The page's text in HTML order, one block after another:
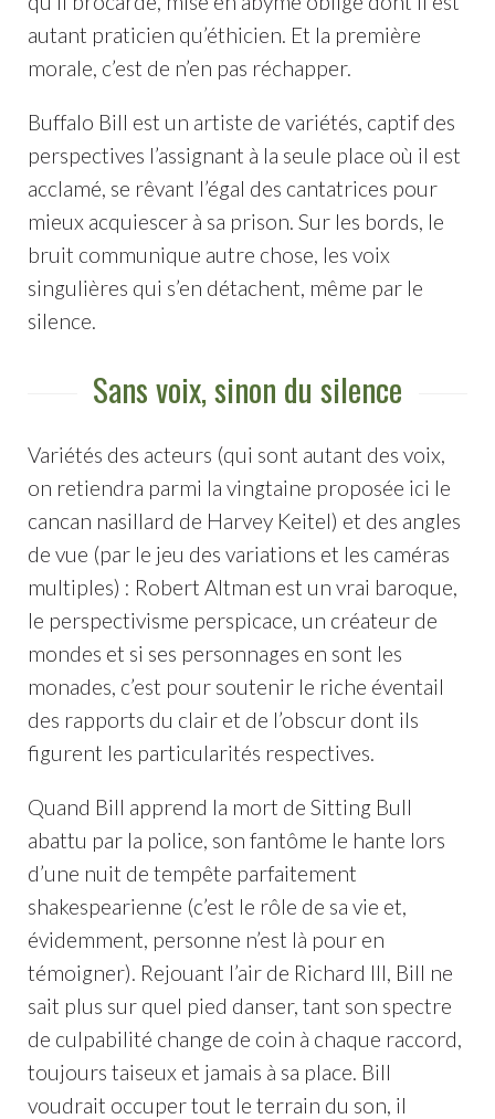
autant praticien qu’éthicien. Et la première
morale, c’est de n’en pas réchapper.
Buffalo Bill est un artiste de variétés, captif des
perspectives l’assignant à la seule place où il est
acclamé, se rêvant l’égal des cantatrices pour
mieux acquiescer à sa prison. Sur les bords, le
bruit communique autre chose, les voix
singulières qui s’en détachent, même par le
silence.
Sans voix, sinon du silence
Variétés des acteurs (qui sont autant des voix,
on retiendra parmi la vingtaine proposée ici le
cancan nasillard de Harvey Keitel) et des angles
de vue (par le jeu des variations et les caméras
multiples) : Robert Altman est un vrai baroque,
le perspectivisme perspicace, un créateur de
mondes et si ses personnages en sont les
monades, c’est pour soutenir le riche éventail
des rapports du clair et de l’obscur dont ils
figurent les particularités respectives.
Quand Bill apprend la mort de Sitting Bull
abattu par la police, son fantôme le hante lors
d’une nuit de tempête parfaitement
shakespearienne (c’est le rôle de sa vie et,
évidemment, personne n’est là pour en
témoigner). Rejouant l’air de Richard III, Bill ne
sait plus sur quel pied danser, tant son spectre
de culpabilité change de coin à chaque raccord,
toujours taiseux et jamais à sa place. Bill
voudrait occuper tout le terrain du son, il